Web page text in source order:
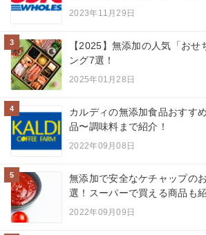
2023年11月29日
3
【2025】無添加の人気「おせ
ング7選！
2025年01月28日
4
カルディの無添加食品おすす
品〜調味料まで紹介！
2022年09月08日
5
無添加で安全なケチャップの
選！スーパーで買える商品も
2022年09月09日